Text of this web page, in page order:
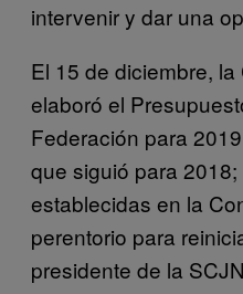
intervenir y dar una
El 15 de diciembre,
elaboró el
Federación para
que siguió para
establecidas en la
perentorio para
presidente de la